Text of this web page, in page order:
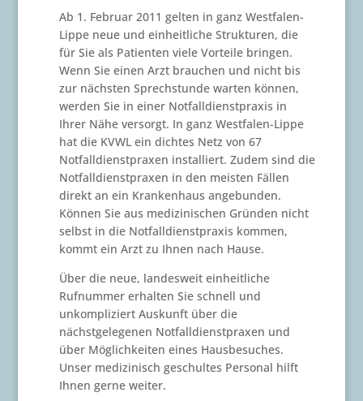
Ab 1. Februar 2011 gelten in ganz Westfalen-
Lippe neue und einheitliche Strukturen, die
für Sie als Patienten viele Vorteile bringen.
Wenn Sie einen Arzt brauchen und nicht bis
zur nächsten Sprechstunde warten können,
werden Sie in einer Notfalldienstpraxis in
Ihrer Nähe versorgt. In ganz Westfalen-Lippe
hat die KVWL ein dichtes Netz von 67
Notfalldienstpraxen installiert. Zudem sind die
Notfalldienstpraxen in den meisten Fällen
direkt an ein Krankenhaus angebunden.
Können Sie aus medizinischen Gründen nicht
selbst in die Notfalldienstpraxis kommen,
kommt ein Arzt zu Ihnen nach Hause.
Über die neue, landesweit einheitliche
Rufnummer erhalten Sie schnell und
unkompliziert Auskunft über die
nächstgelegenen Notfalldienstpraxen und
über Möglichkeiten eines Hausbesuches.
Unser medizinisch geschultes Personal hilft
Ihnen gerne weiter.